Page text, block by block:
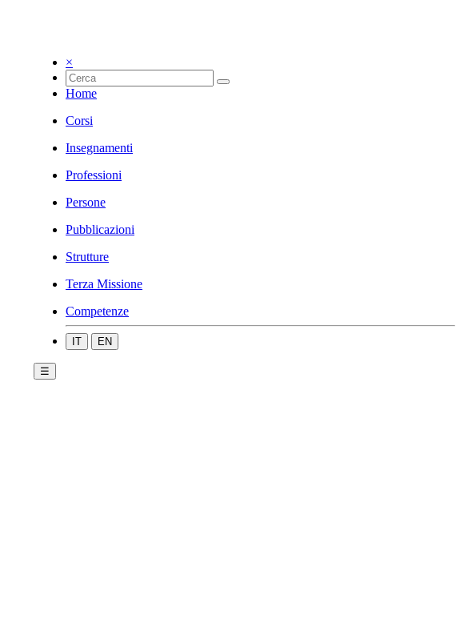
×
Home
Corsi
Insegnamenti
Professioni
Persone
Pubblicazioni
Strutture
Terza Missione
Competenze
IT EN
☰